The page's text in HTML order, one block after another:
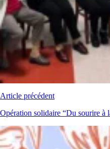
Article précédent
Opération solidaire “Du sourire à